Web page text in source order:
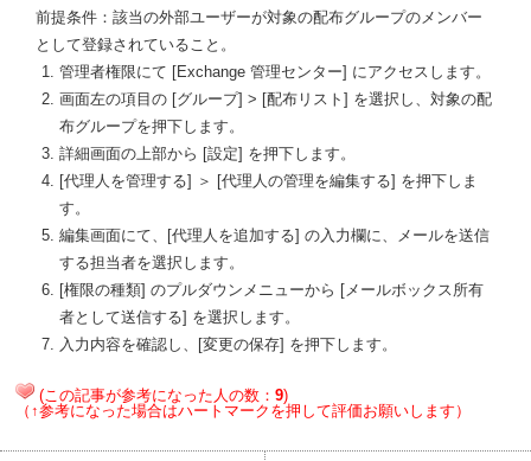
前提条件：該当の外部ユーザーが対象の配布グループのメンバー
として登録されていること。
管理者権限にて [Exchange 管理センター] にアクセスします。
画面左の項目の [グループ] > [配布リスト] を選択し、対象の配
布グループを押下します。
詳細画面の上部から [設定] を押下します。
[代理人を管理する] ＞ [代理人の管理を編集する] を押下しま
す。
編集画面にて、[代理人を追加する] の入力欄に、メールを送信
する担当者を選択します。
[権限の種類] のプルダウンメニューから [メールボックス所有
者として送信する] を選択します。
入力内容を確認し、[変更の保存] を押下します。
(この記事が参考になった人の数： 9)
（↑参考になった場合はハートマークを押して評価お願いします）